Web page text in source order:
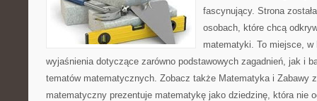
fascynujący. Strona
osobach, które chcą
matematyki. To miejsce,
wyjaśnienia dotyczące zarówno podstawowych zagadnień, jak i
tematów matematycznych. Zobacz także Matematyka i Zabawy
matematyczny prezentuje matematykę jako dziedzinę, która nie